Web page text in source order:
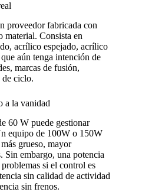
proveedor fabricada con
material. Consista en
acrílico espejado, acrílico
aún tenga intención de
marcas de fusión,
de ciclo.
a la vanidad
60 W puede gestionar
equipo de 100W o 150W
grueso, mayor
Sin embargo, una potencia
si el control es
sin calidad de actividad
sin frenos.